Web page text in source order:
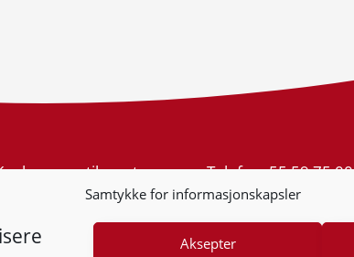
Samtykke for informasjonskapsler
Aksepter
Postboks 439 Sentrum
974 761 246
Telefon:55 59 75 00
E-post:post@kt.no
Nyhetsvarsel >>